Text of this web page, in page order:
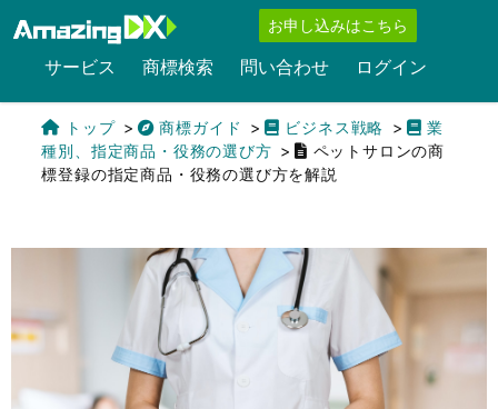
お申し込みはこちら
サービス 商標検索 問い合わせ ログイン
トップ 商標ガイド ビジネス戦略
業
種別、指定商品・役務の選び方
ペットサロンの商
標登録の指定商品・役務の選び方を解説